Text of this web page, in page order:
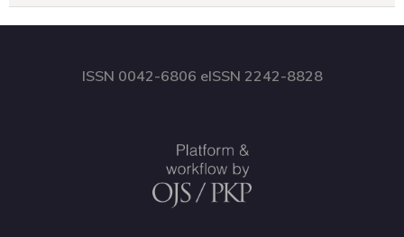
ISSN 0042-6806 eISSN 2242-8828